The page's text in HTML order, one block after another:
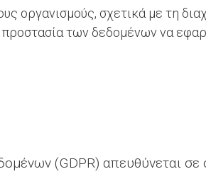
οργανισμούς, σχετικά με τη
των δεδομένων να
(GDPR) απευθύνεται σε